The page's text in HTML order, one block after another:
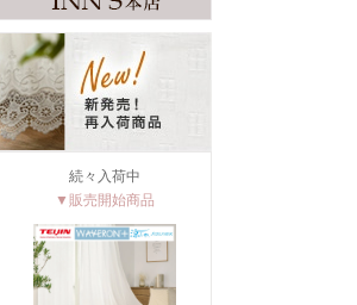
続々入荷中
▼販売開始商品